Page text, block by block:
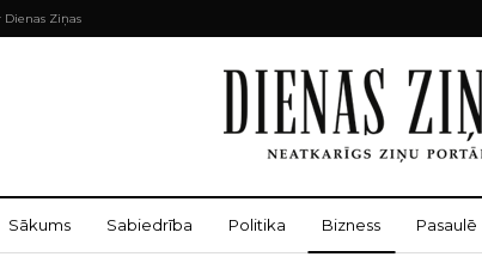
Dienas Ziņas
Sākums Sabiedrība Politika Bizness Pasaulē